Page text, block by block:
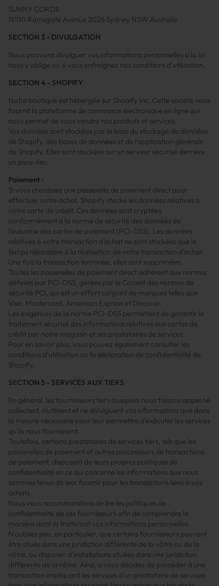
SUNNY CORDS
11/110 Ramsgate Avenue 2026 Sydney NSW Australie
SECTION 3 - DIVULGATION
Nous pouvons divulguer vos informations personnelles si la loi
nous y oblige ou si vous enfreignez nos conditions d'utilisation.
SECTION 4 - SHOPIFY
Notre boutique est hébergée sur Shopify Inc. Cette société nous
fournit la plateforme de commerce électronique en ligne qui
nous permet de vous vendre nos produits et services.
Vos données sont stockées par le biais du stockage de données
de Shopify, des bases de données et de l'application générale
de Shopify. Elles sont stockées sur un serveur sécurisé derrière
un pare-feu.
Paiement :
Si vous choisissez une passerelle de paiement direct pour
effectuer votre achat, Shopify stocke les données relatives à
votre carte de crédit. Ces données sont cryptées
conformément à la norme de sécurité des données de
l'industrie des cartes de paiement (PCI-DSS). Les données
relatives à votre transaction d'achat ne sont stockées que le
temps nécessaire à la réalisation de votre transaction d'achat.
Une fois la transaction terminée, elles sont supprimées.
Toutes les passerelles de paiement direct adhèrent aux normes
définies par PCI-DSS, gérées par le Conseil des normes de
sécurité PCI, qui est un effort conjoint de marques telles que
Visa, Mastercard, American Express et Discover.
Les exigences de la norme PCI-DSS permettent de garantir le
traitement sécurisé des informations relatives aux cartes de
crédit par notre magasin et ses prestataires de services.
Pour en savoir plus, vous pouvez également consulter les
conditions d'utilisation ou la déclaration de confidentialité de
Shopify.
SECTION 5 - SERVICES AUX TIERS
En général, les fournisseurs tiers auxquels nous faisons appel ne
collectent, n'utilisent et ne divulguent vos informations que dans
la mesure nécessaire pour leur permettre d'exécuter les services
qu'ils nous fournissent.
Toutefois, certains prestataires de services tiers, tels que les
passerelles de paiement et autres processeurs de transactions
de paiement, disposent de leurs propres politiques de
confidentialité en ce qui concerne les informations que nous
sommes tenus de leur fournir pour les transactions liées à vos
achats.
Nous vous recommandons de lire les politiques de
confidentialité de ces fournisseurs afin de comprendre la
manière dont ils traiteront vos informations personnelles.
N'oubliez pas, en particulier, que certains fournisseurs peuvent
être situés dans une juridiction différente de la vôtre ou de la
nôtre, ou disposer d'installations situées dans une juridiction
différente de la nôtre. Ainsi, si vous décidez de procéder à une
transaction impliquant les services d'un prestataire de services